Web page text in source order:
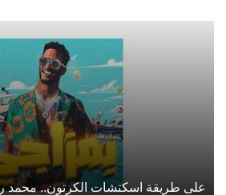
على طريقة اسكتشات الكرتون.. محمد